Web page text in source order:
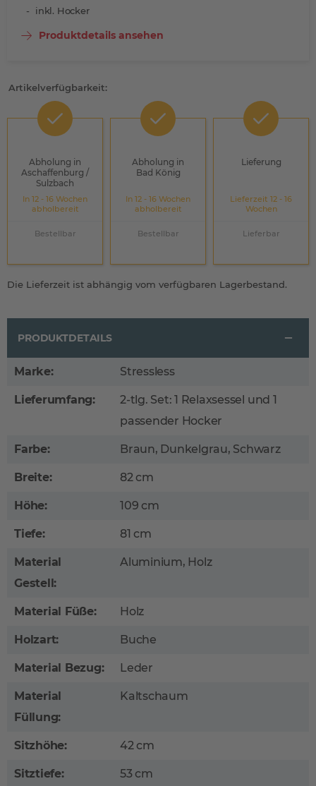
inkl. Hocker
Produktdetails ansehen
Artikelverfügbarkeit:
Abholung in
Aschaffenburg /
Sulzbach
In 12 - 16 Wochen
abholbereit
Bestellbar
Abholung in
Bad König
In 12 - 16 Wochen
abholbereit
Bestellbar
Lieferung
Lieferzeit 12 - 16
Wochen
Lieferbar
Die Lieferzeit ist abhängig vom verfügbaren Lagerbestand.
PRODUKTDETAILS
Marke: Stressless
Lieferumfang:
2-tlg. Set: 1 Relaxsessel und 1
passender Hocker
Farbe: Braun, Dunkelgrau, Schwarz
Breite: 82 cm
Höhe: 109 cm
Tiefe: 81 cm
Material
Gestell:
Aluminium, Holz
Material Füße: Holz
Holzart: Buche
Material Bezug: Leder
Material
Füllung:
Kaltschaum
Sitzhöhe: 42 cm
Sitztiefe: 53 cm